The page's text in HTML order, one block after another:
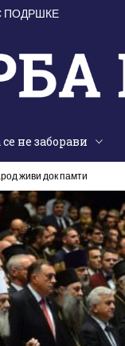
ПОДРШКЕ
не заборави
живи док памти